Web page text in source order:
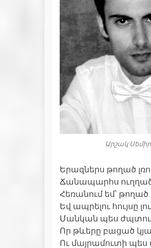
Արշակ
Երազներս թողած
Ճանապարհս ուղղած
Հեռանում եմ՝
Եվ ապրելու հույսը
Մանկան պես ժպտում
Որ թևերը բացած
Ու մայրամուտի պես